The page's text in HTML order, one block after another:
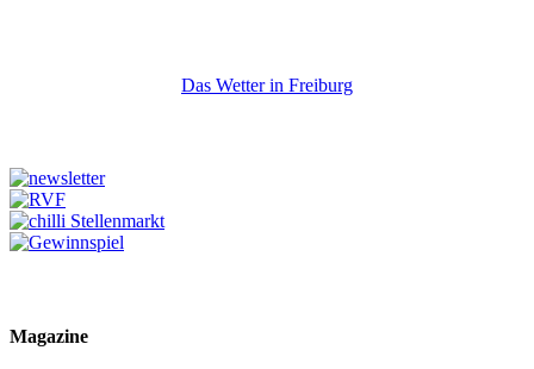
Das Wetter in Freiburg
Magazine